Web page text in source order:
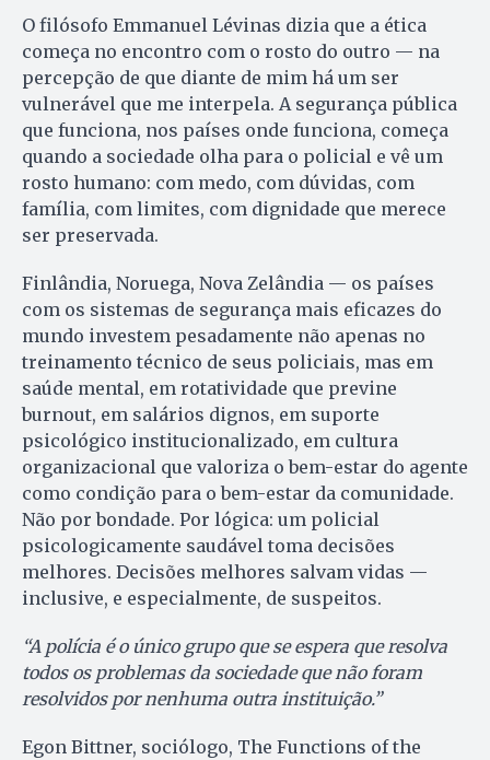
O filósofo Emmanuel Lévinas dizia que a ética
começa no encontro com o rosto do outro — na
percepção de que diante de mim há um ser
vulnerável que me interpela. A segurança pública
que funciona, nos países onde funciona, começa
quando a sociedade olha para o policial e vê um
rosto humano: com medo, com dúvidas, com
família, com limites, com dignidade que merece
ser preservada.
Finlândia, Noruega, Nova Zelândia — os países
com os sistemas de segurança mais eficazes do
mundo investem pesadamente não apenas no
treinamento técnico de seus policiais, mas em
saúde mental, em rotatividade que previne
burnout, em salários dignos, em suporte
psicológico institucionalizado, em cultura
organizacional que valoriza o bem-estar do agente
como condição para o bem-estar da comunidade.
Não por bondade. Por lógica: um policial
psicologicamente saudável toma decisões
melhores. Decisões melhores salvam vidas —
inclusive, e especialmente, de suspeitos.
“A polícia é o único grupo que se espera que resolva
todos os problemas da sociedade que não foram
resolvidos por nenhuma outra instituição.”
Egon Bittner, sociólogo, The Functions of the